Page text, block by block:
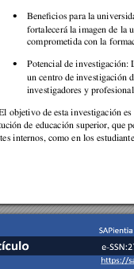
•
Beneficios para la
fortalecerá la imagen de la
comprometida con la
•
Potencial de investigación:
un centro de investigación
investigadores y
objetivo de esta investigación
de educación superior, que
internos, como en los